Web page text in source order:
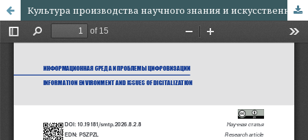
Культура производства научного знания и искусственный интеллект